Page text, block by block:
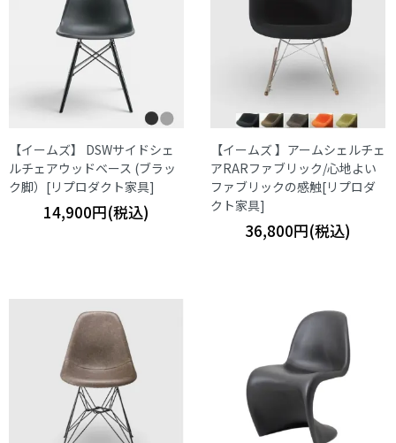
【イームズ】 DSWサイドシェ
ルチェアウッドベース (ブラッ
ク脚）[リプロダクト家具]
14,900円(税込)
【イームズ 】アームシェルチェ
アRARファブリック/心地よい
ファブリックの感触[リプロダ
クト家具]
36,800円(税込)